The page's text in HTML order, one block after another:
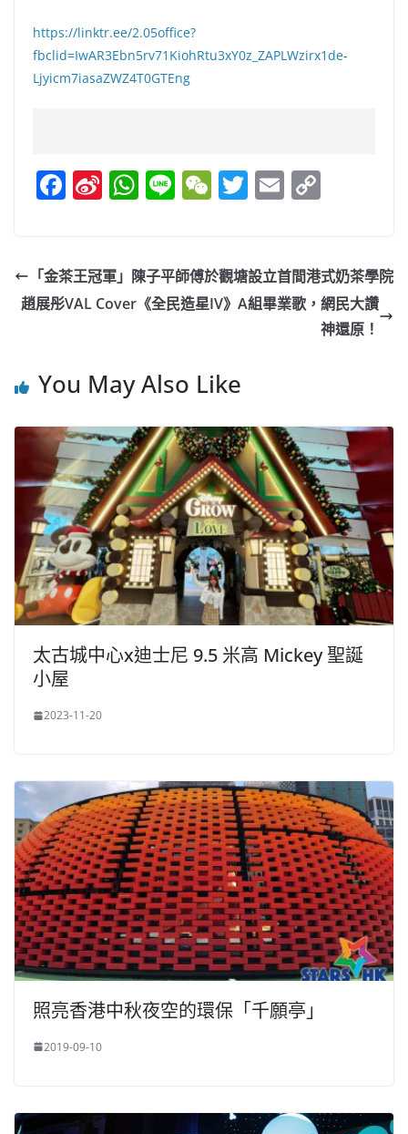
https://linktr.ee/2.05office?
fbclid=IwAR3Ebn5rv71KiohRtu3xY0z_ZAPLWzirx1de-
Ljyicm7iasaZWZ4T0GTEng
F
a
e
b
k
Si
n
W
ei
W
h
s
A
Li
n
W
e
h
at
T
w
er
E
m
l y
Li
n
「金茶王冠軍」陳子平師傅於觀塘設立首間港式奶茶學院
趙展彤VAL Cover《全民造星IV》A組畢業歌，網民大讚
神還原！
You May Also Like
太古城中心x迪士尼 9.5 米高 Mickey 聖誕
小屋
2023-11-20
照亮香港中秋夜空的環保「千願亭」
2019-09-10